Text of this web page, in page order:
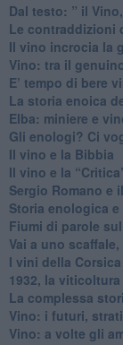
​Dal testo: ” il
Le contraddizioni
​Il vino incrocia la
Vino: tra il
E’ tempo di bere
La storia enoica
Elba: miniere e
​Gli enologi? Ci
​Il vino e la Bibbia
​Il vino e la
Sergio Romano e
​Storia enologica
Fiumi di parole
​Vai a uno
​I vini della Corsica
​1932, la viticoltura
​La complessa
​Vino: i futuri,
Vino: a volte gli